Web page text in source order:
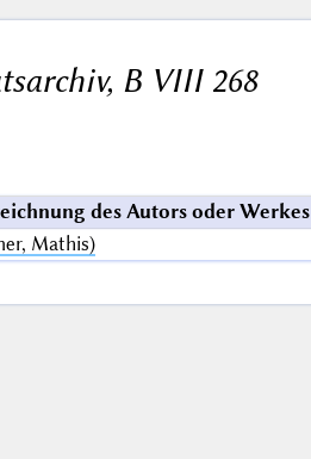
B VIII 268
des Autors oder Werkes
Mathis)